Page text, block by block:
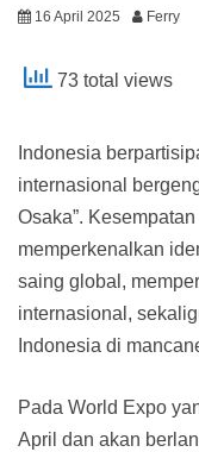
16 April 2025 Ferry
73 total views
Indonesia
internasional
Osaka”.
memperkenalkan
saing global,
internasional,
Indonesia di
Pada World Expo
April dan akan